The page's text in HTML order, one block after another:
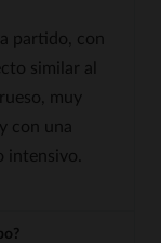
partido, con
similar al
muy
con una
intensivo.